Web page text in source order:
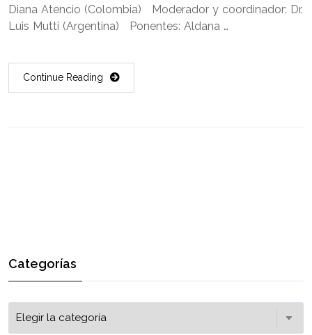
Diana Atencio (Colombia) Moderador y coordinador: Dr.
Luis Mutti (Argentina) Ponentes: Aldana …
Continue Reading
Categorías